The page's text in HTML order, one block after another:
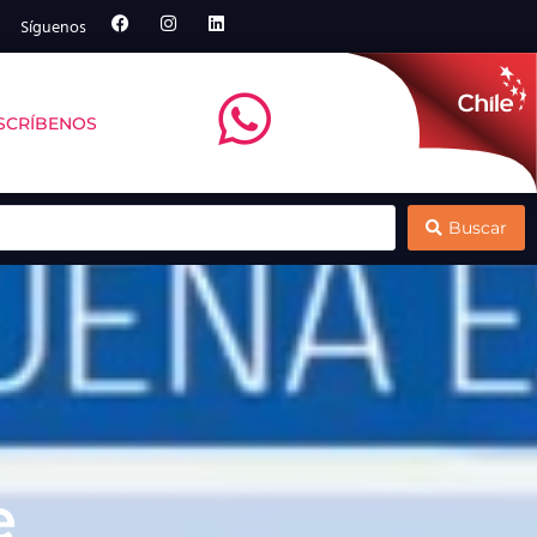
Síguenos
Destacan aporte estratégico de la región
Buscar